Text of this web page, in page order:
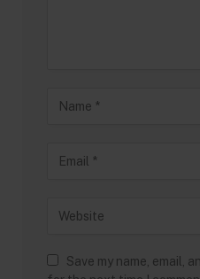
Save my name, email,